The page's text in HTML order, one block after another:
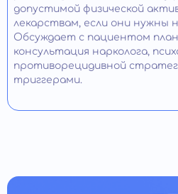
допустимой физической
лекарствам, если они нужны
Обсуждает с пациентом
консультация нарколога,
противорецидивной
триггерами.